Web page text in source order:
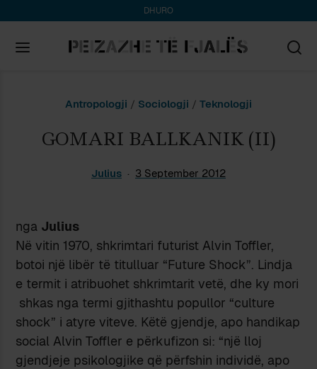
DHURO
Antropologji / Sociologji / Teknologji
GOMARI BALLKANIK (II)
Julius 3 September 2012
nga Julius
Në vitin 1970, shkrimtari futurist Alvin Toffler,
botoi një libër të titulluar “Future Shock”. Lindja
e termit i atribuohet shkrimtarit vetë, dhe ky mori
shkas nga termi gjithashtu popullor “culture
shock” i atyre viteve. Këtë gjendje, apo handikap
social Alvin Toffler e përkufizon si: “një lloj
gjendjeje psikologjike që përfshin individë, apo